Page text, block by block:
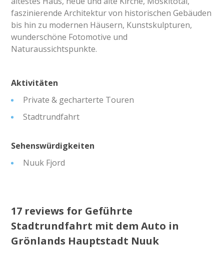
faszinierende Architektur von historischen Gebäuden
bis hin zu modernen Häusern, Kunstskulpturen,
wunderschöne Fotomotive und
Naturaussichtspunkte.
Aktivitäten
Private & gecharterte Touren
Stadtrundfahrt
Sehenswürdigkeiten
Nuuk Fjord
17 reviews for Geführte
Stadtrundfahrt mit dem Auto in
Grönlands Hauptstadt Nuuk